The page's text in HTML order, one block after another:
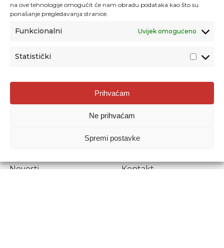
na ove tehnologije omogućit će nam obradu podataka kao što su
ponašanje pregledavanja stranice.
Funkcionalni Uvijek omogućeno
Statistički
Prihvaćam
Ne prihvaćam
Spremi postavke
Agencija za odgoj i obrazovanje
Donje Svetice 38, 10000 Zagreb
1778129
Prenošenje sadržaja dopušteno je uz navođenje izvora.
Novosti
Kontakt